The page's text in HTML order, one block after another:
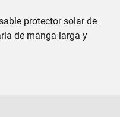
protector solar de
de manga larga y